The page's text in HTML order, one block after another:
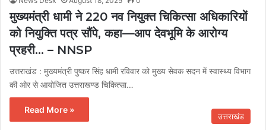
मुख्यमंत्री धामी ने 220 नव नियुक्त चिकित्सा अधिकारियों
को नियुक्ति पत्र सौंपे, कहा—आप देवभूमि के आरोग्य
प्रहरी… – NNSP
उत्तराखंड : मुख्यमंत्री पुष्कर सिंह धामी रविवार को मुख्य सेवक सदन में स्वास्थ्य विभाग
की ओर से आयोजित उत्तराखण्ड चिकित्सा…
Read More »
उत्तराखंड